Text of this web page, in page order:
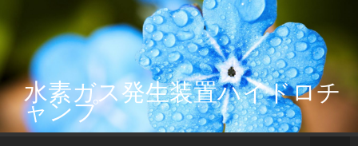
ン
ン
ツ
へ
ス
キ
水素ガス発生装置ハイドロチ
ャンプ